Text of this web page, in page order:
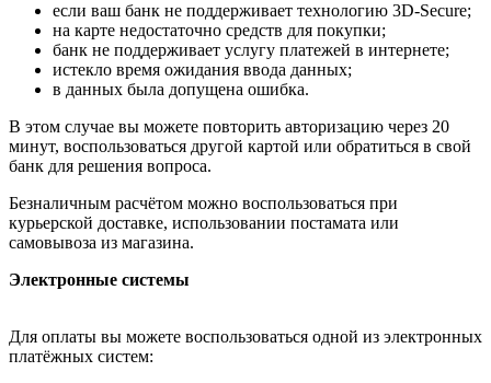
если ваш банк не поддерживает технологию 3D-Secure;
на карте недостаточно средств для покупки;
банк не поддерживает услугу платежей в интернете;
истекло время ожидания ввода данных;
в данных была допущена ошибка.
В этом случае вы можете повторить авторизацию через 20
минут, воспользоваться другой картой или обратиться в свой
банк для решения вопроса.
Безналичным расчётом можно воспользоваться при
курьерской доставке, использовании постамата или
самовывоза из магазина.
Электронные системы
Для оплаты вы можете воспользоваться одной из электронных
платёжных систем: